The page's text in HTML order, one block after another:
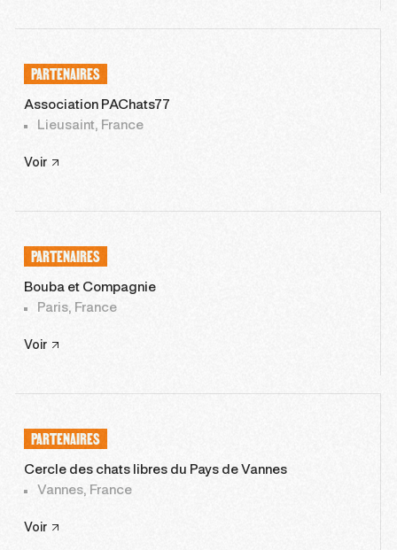
PARTENAIRES
Association PAChats77
Lieusaint, France
Voir
PARTENAIRES
Bouba et Compagnie
Paris, France
Voir
PARTENAIRES
Cercle des chats libres du Pays de Vannes
Vannes, France
Voir